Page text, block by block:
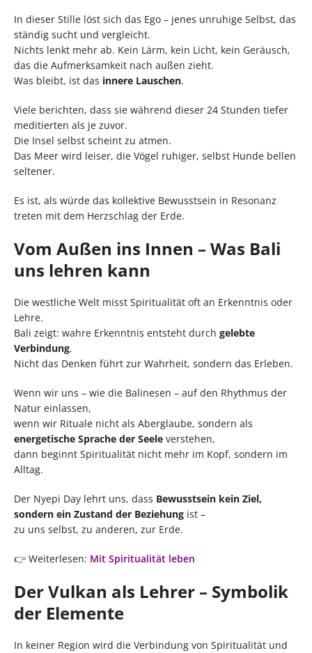
In dieser Stille löst sich das Ego – jenes unruhige Selbst, das
ständig sucht und vergleicht.
Nichts lenkt mehr ab. Kein Lärm, kein Licht, kein Geräusch,
das die Aufmerksamkeit nach außen zieht.
Was bleibt, ist das innere Lauschen.
Viele berichten, dass sie während dieser 24 Stunden tiefer
meditierten als je zuvor.
Die Insel selbst scheint zu atmen.
Das Meer wird leiser, die Vögel ruhiger, selbst Hunde bellen
seltener.
Es ist, als würde das kollektive Bewusstsein in Resonanz
treten mit dem Herzschlag der Erde.
Vom Außen ins Innen – Was Bali
uns lehren kann
Die westliche Welt misst Spiritualität oft an Erkenntnis oder
Lehre.
Bali zeigt: wahre Erkenntnis entsteht durch gelebte
Verbindung.
Nicht das Denken führt zur Wahrheit, sondern das Erleben.
Wenn wir uns – wie die Balinesen – auf den Rhythmus der
Natur einlassen,
wenn wir Rituale nicht als Aberglaube, sondern als
energetische Sprache der Seele verstehen,
dann beginnt Spiritualität nicht mehr im Kopf, sondern im
Alltag.
Der Nyepi Day lehrt uns, dass Bewusstsein kein Ziel,
sondern ein Zustand der Beziehung ist –
zu uns selbst, zu anderen, zur Erde.
👉 Weiterlesen: Mit Spiritualität leben
Der Vulkan als Lehrer – Symbolik
der Elemente
In keiner Region wird die Verbindung von Spiritualität und